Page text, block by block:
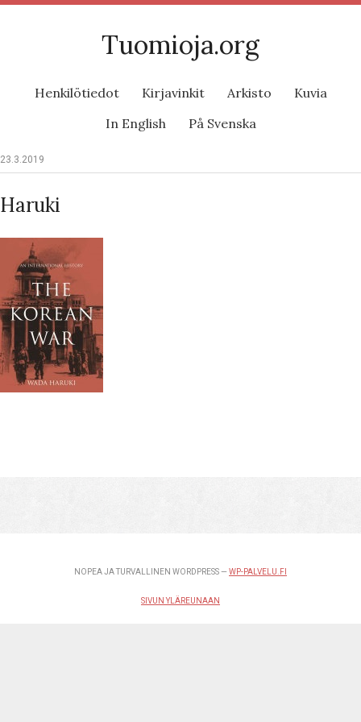
Tuomioja.org
Henkilötiedot Kirjavinkit Arkisto
Kuvia
In English
På Svenska
23.3.2019
Haruki
NOPEA JA TURVALLINEN WORDPRESS — WP-PALVELU.FI
SIVUN YLÄREUNAAN